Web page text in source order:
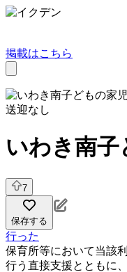
掲載はこちら
送迎なし
いわき南子
7
保存する
行った
保育所等において当該
行う直接支援とともに